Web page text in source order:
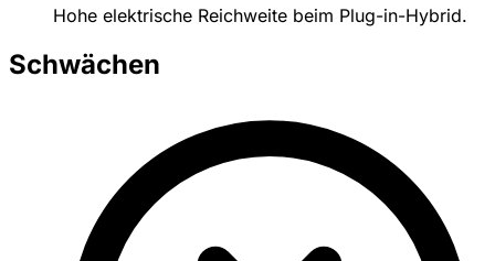
Hohe elektrische Reichweite beim Plug-in-Hybrid.
Schwächen